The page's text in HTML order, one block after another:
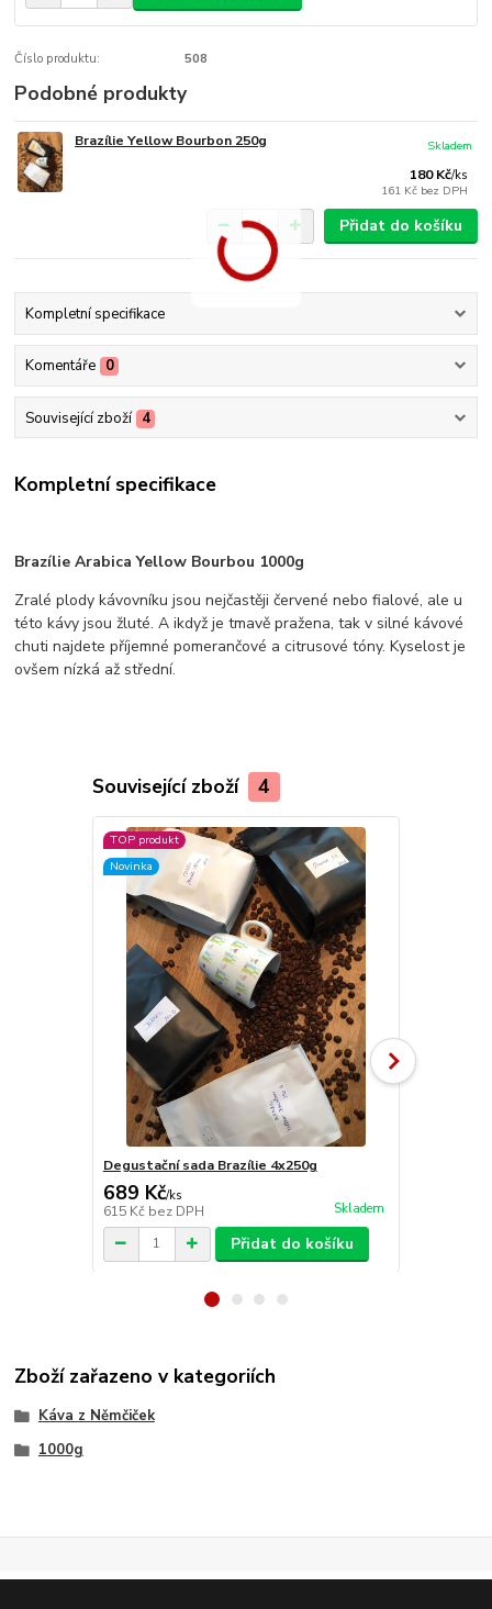
Číslo produktu: 508
Podobné produkty
Brazílie Yellow Bourbon 250g
180 Kč/ks
161 Kč bez DPH
Skladem
Přidat do košíku
Kompletní specifikace
Komentáře 0
Související zboží 4
Kompletní specifikace
Brazílie Arabica Yellow Bourbou 1000g
Zralé plody kávovníku jsou nejčastěji červené nebo fialové, ale u
této kávy jsou žluté. A ikdyž je tmavě pražena, tak v silné kávové
chuti najdete příjemné pomerančové a citrusové tóny. Kyselost je
ovšem nízká až střední.
Související zboží 4
TOP produkt
Novinka
Degustační sada Brazílie 4x250g
689 Kč/ks
615 Kč bez DPH Skladem
Přidat do košíku
Zboží zařazeno v kategoriích
Káva z Němčiček
1000g